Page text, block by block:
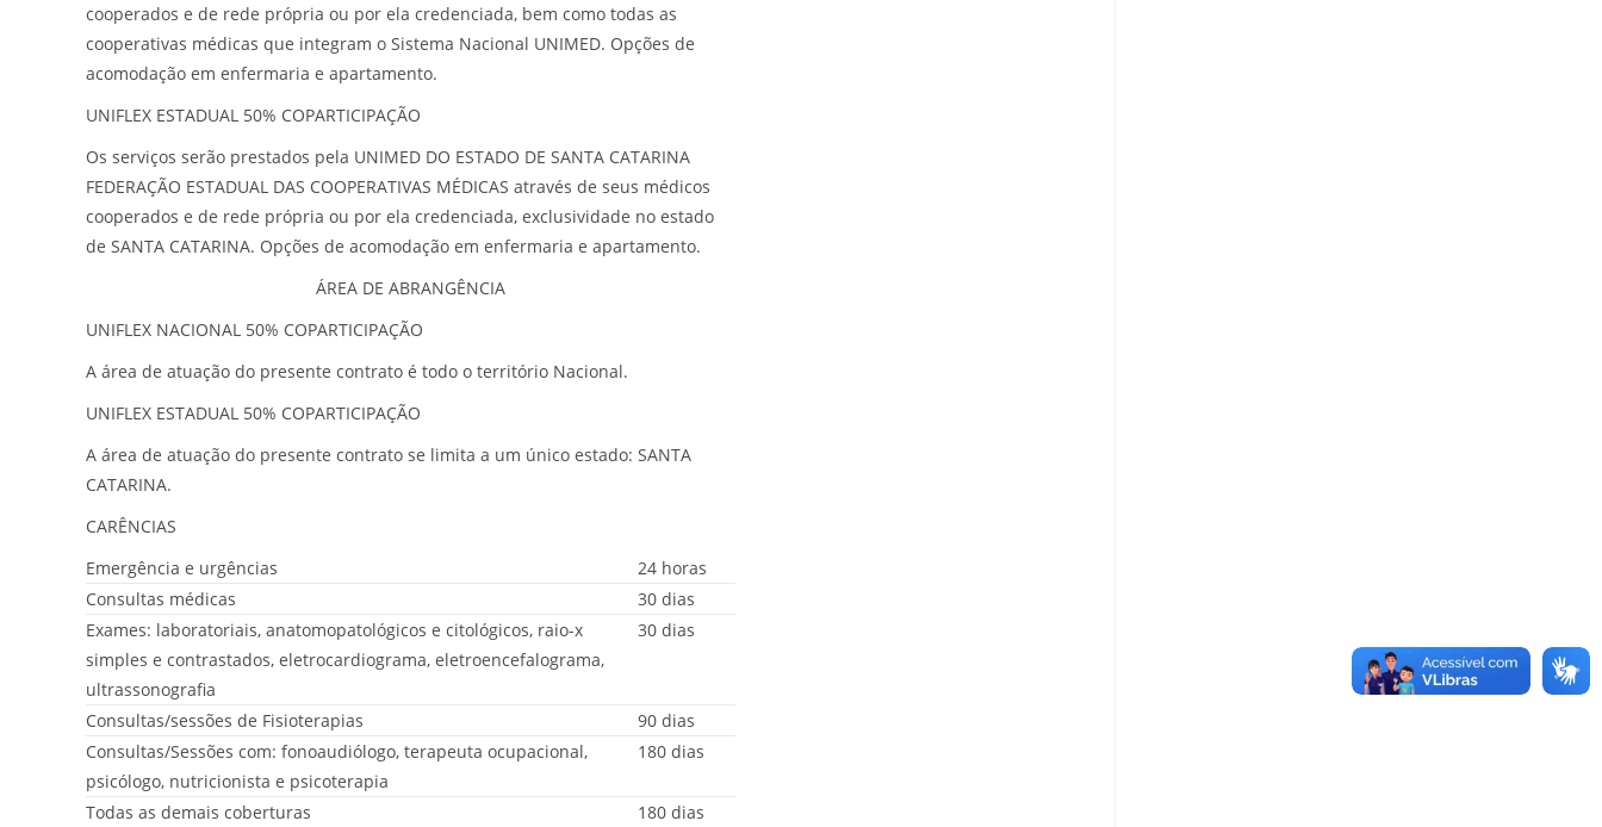
cooperados e de rede própria ou por ela credenciada, bem como todas as
cooperativas médicas que integram o Sistema Nacional UNIMED. Opções de
acomodação em enfermaria e apartamento.
UNIFLEX ESTADUAL 50% COPARTICIPAÇÃO
Os serviços serão prestados pela UNIMED DO ESTADO DE SANTA CATARINA
FEDERAÇÃO ESTADUAL DAS COOPERATIVAS MÉDICAS através de seus médicos
cooperados e de rede própria ou por ela credenciada, exclusividade no estado
de SANTA CATARINA. Opções de acomodação em enfermaria e apartamento.
ÁREA DE ABRANGÊNCIA
UNIFLEX NACIONAL 50% COPARTICIPAÇÃO
A área de atuação do presente contrato é todo o território Nacional.
UNIFLEX ESTADUAL 50% COPARTICIPAÇÃO
A área de atuação do presente contrato se limita a um único estado: SANTA
CATARINA.
CARÊNCIAS
Emergência e urgências
24 horas
Consultas médicas
30 dias
Exames: laboratoriais, anatomopatológicos e citológicos, raio-x
simples e contrastados, eletrocardiograma, eletroencefalograma,
ultrassonografia
30 dias
Consultas/sessões de Fisioterapias
90 dias
Consultas/Sessões com: fonoaudiólogo, terapeuta ocupacional,
psicólogo, nutricionista e psicoterapia
180 dias
Todas as demais coberturas
180 dias